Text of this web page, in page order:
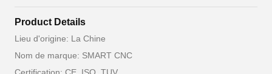
Product Details
Lieu d'origine: La Chine
Nom de marque: SMART CNC